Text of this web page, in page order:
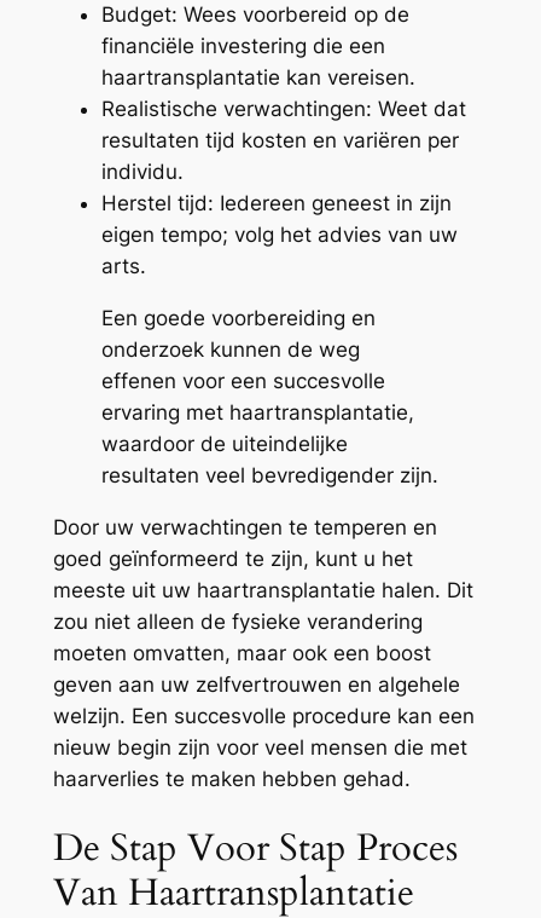
Budget: Wees voorbereid op de
financiële investering die een
haartransplantatie kan vereisen.
Realistische verwachtingen: Weet dat
resultaten tijd kosten en variëren per
individu.
Herstel tijd: Iedereen geneest in zijn
eigen tempo; volg het advies van uw
arts.
Een goede voorbereiding en
onderzoek kunnen de weg
effenen voor een succesvolle
ervaring met haartransplantatie,
waardoor de uiteindelijke
resultaten veel bevredigender zijn.
Door uw verwachtingen te temperen en
goed geïnformeerd te zijn, kunt u het
meeste uit uw haartransplantatie halen. Dit
zou niet alleen de fysieke verandering
moeten omvatten, maar ook een boost
geven aan uw zelfvertrouwen en algehele
welzijn. Een succesvolle procedure kan een
nieuw begin zijn voor veel mensen die met
haarverlies te maken hebben gehad.
De Stap Voor Stap Proces
Van Haartransplantatie